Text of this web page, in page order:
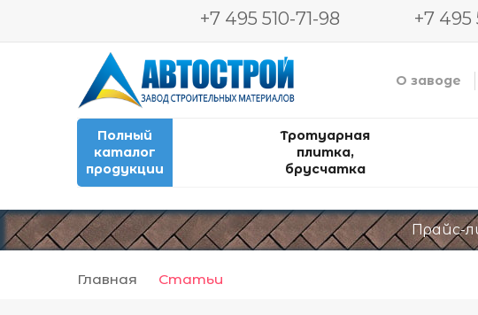
+7 495 510-71-98 +7 495
Автострой. Завод строительных материалов
Производство и продажа тротуарной плитки,
О заводе
Полный
каталог
продукции
Тротуарная
плитка,
брусчатка
Прайс-
Главная Статьи